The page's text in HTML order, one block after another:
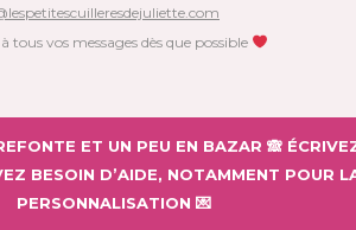
tous vos messages dès que possible
– Les Petites Cuillères de Juliette